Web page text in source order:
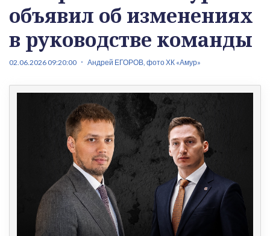
объявил об изменениях
в руководстве команды
02.06.2026 09:20:00 Андрей ЕГОРОВ, фото ХК «Амур»